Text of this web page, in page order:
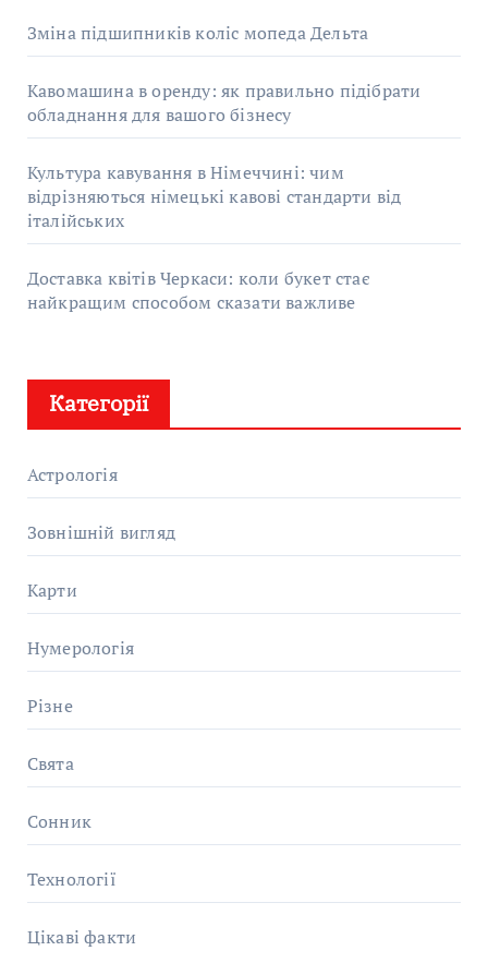
Зміна підшипників коліс мопеда Дельта
Кавомашина в оренду: як правильно підібрати
обладнання для вашого бізнесу
Культура кавування в Німеччині: чим
відрізняються німецькі кавові стандарти від
італійських
Доставка квітів Черкаси: коли букет стає
найкращим способом сказати важливе
Категорії
Астрологія
Зовнішній вигляд
Карти
Нумерологія
Різне
Свята
Сонник
Технології
Цікаві факти